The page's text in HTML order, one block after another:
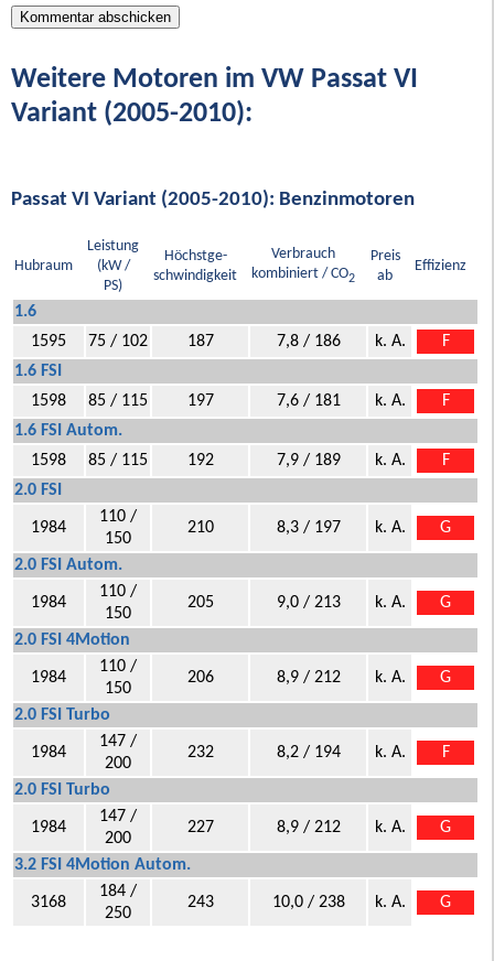
Weitere Motoren im VW Passat VI
Variant (2005-2010):
Passat VI Variant (2005-2010): Benzinmotoren
Hubraum
Leistung
(kW /
PS)
Höchstge-
schwindigkeit
Verbrauch
kombiniert / CO2
Preis
ab
Effizienz
1.6
1595
75 / 102 187 7,8 / 186 k. A.
F
1.6 FSI
1598
85 / 115 197 7,6 / 181 k. A.
F
1.6 FSI Autom.
1598
85 / 115 192 7,9 / 189 k. A.
F
2.0 FSI
1984
110 /
150
210 8,3 / 197 k. A. G
2.0 FSI Autom.
1984
110 /
150
205 9,0 / 213 k. A. G
2.0 FSI 4Motion
1984
110 /
150
206 8,9 / 212 k. A. G
2.0 FSI Turbo
1984
147 /
200
232 8,2 / 194 k. A. F
2.0 FSI Turbo
1984
147 /
200
227 8,9 / 212 k. A. G
3.2 FSI 4Motion Autom.
3168
184 /
250
243 10,0 / 238 k. A. G